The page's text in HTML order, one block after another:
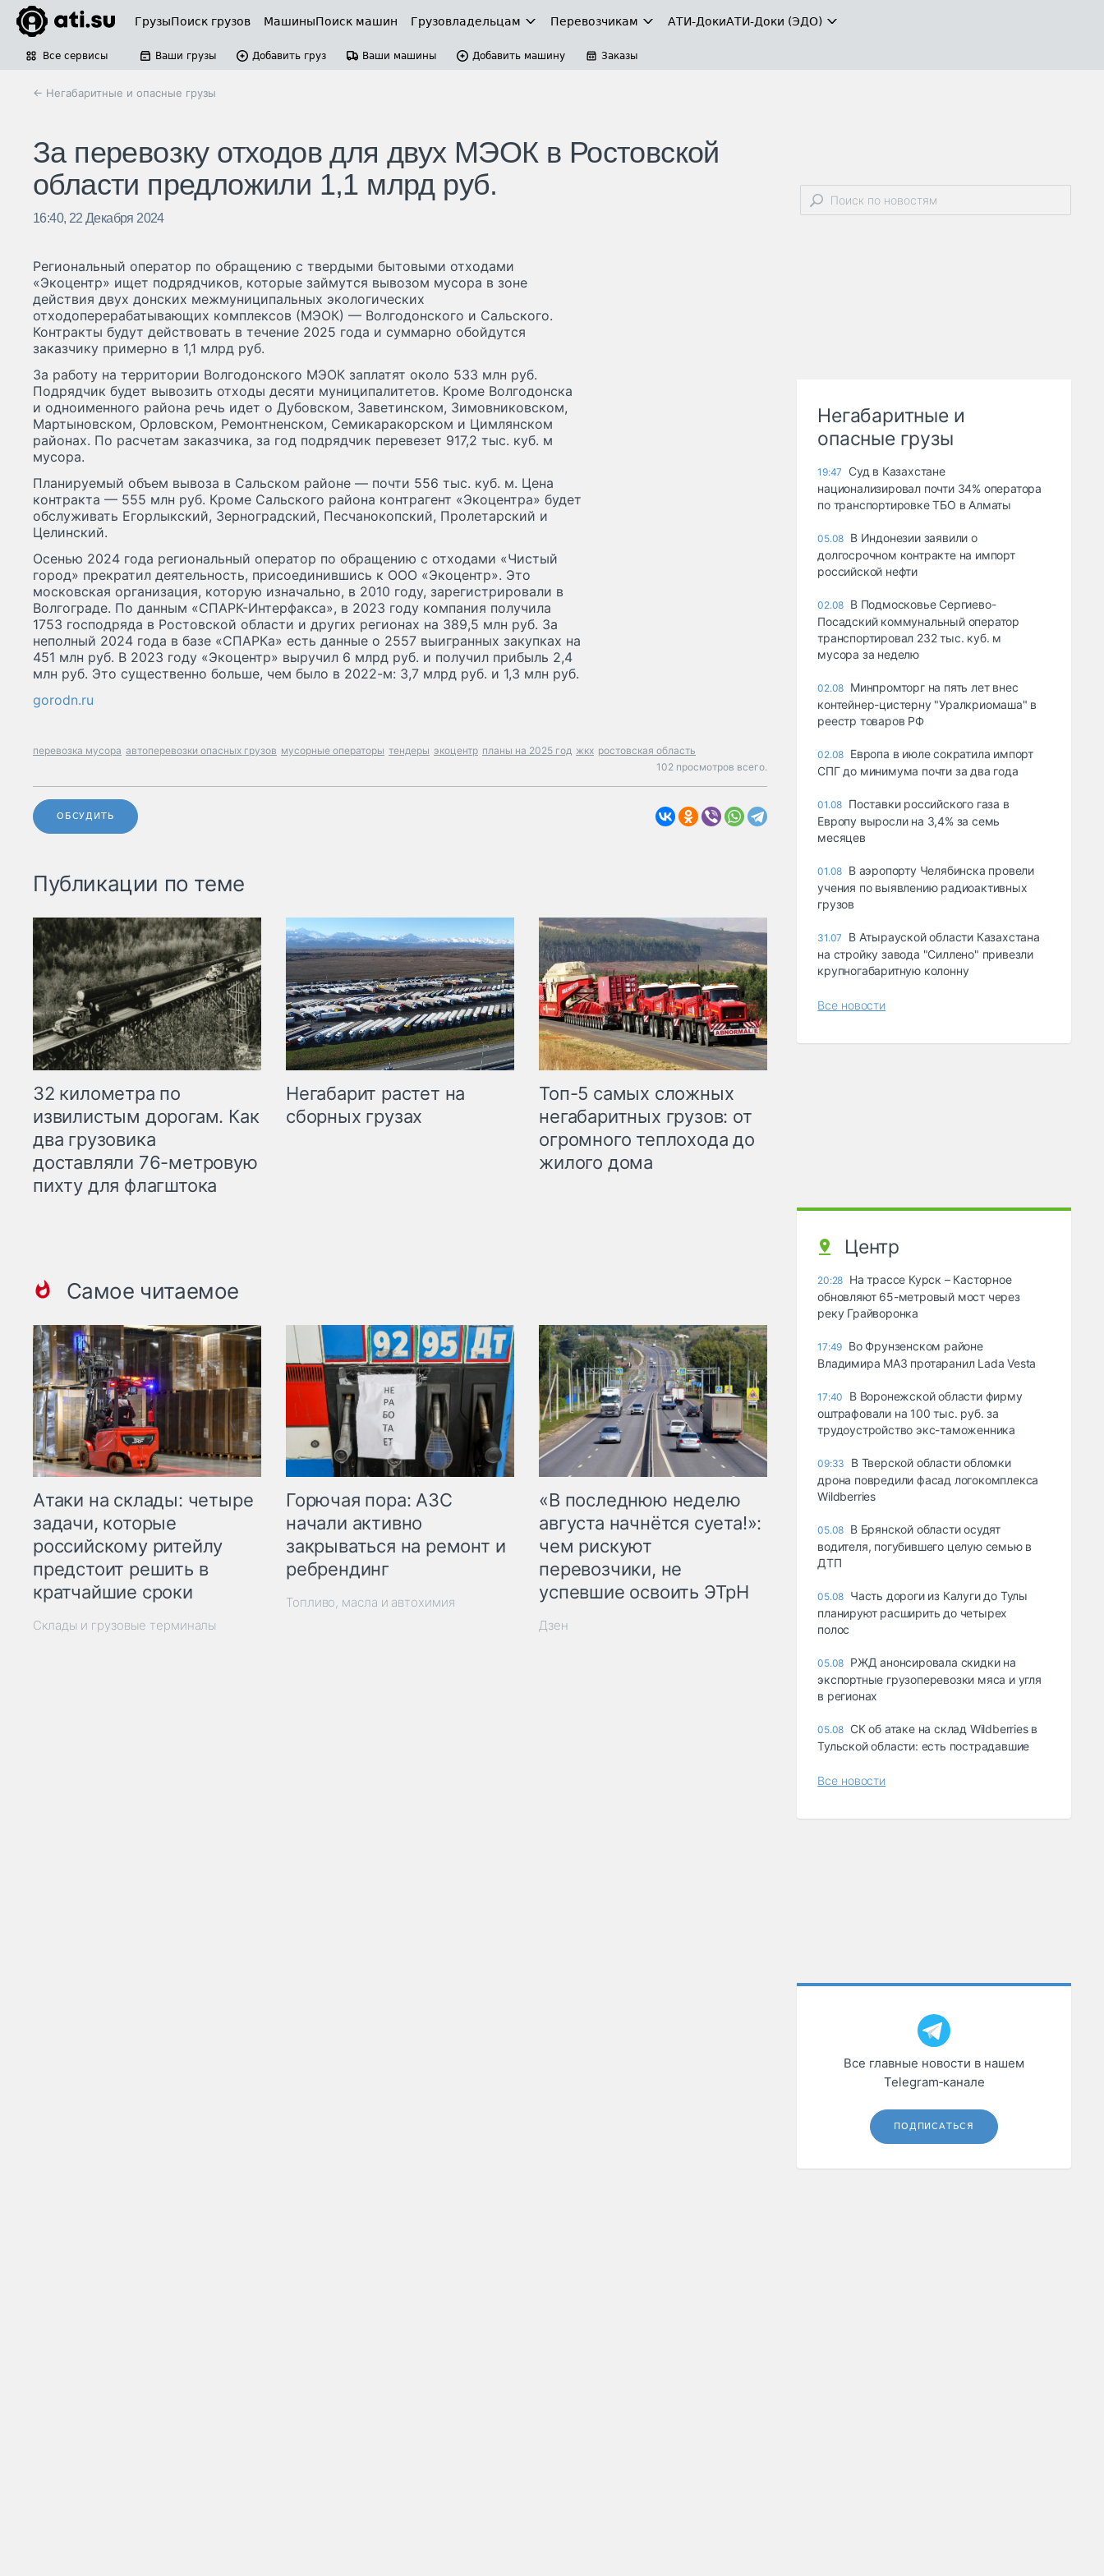
ГрузыПоиск грузов МашиныПоиск машин Грузовладельцам Перевозчикам АТИ-ДокиАТИ-Доки (ЭДО)
Все сервисы Ваши грузы Добавить груз Ваши машины Добавить машину Заказы
← Негабаритные и опасные грузы
За перевозку отходов для двух МЭОК в Ростовской
области предложили 1,1 млрд руб.
16:40, 22 Декабря 2024
Региональный оператор по обращению с твердыми бытовыми отходами
«Экоцентр» ищет подрядчиков, которые займутся вывозом мусора в зоне
действия двух донских межмуниципальных экологических
отходоперерабатывающих комплексов (МЭОК) — Волгодонского и Сальского.
Контракты будут действовать в течение 2025 года и суммарно обойдутся
заказчику примерно в 1,1 млрд руб.
За работу на территории Волгодонского МЭОК заплатят около 533 млн руб.
Подрядчик будет вывозить отходы десяти муниципалитетов. Кроме Волгодонска
и одноименного района речь идет о Дубовском, Заветинском, Зимовниковском,
Мартыновском, Орловском, Ремонтненском, Семикаракорском и Цимлянском
районах. По расчетам заказчика, за год подрядчик перевезет 917,2 тыс. куб. м
мусора.
Планируемый объем вывоза в Сальском районе — почти 556 тыс. куб. м. Цена
контракта — 555 млн руб. Кроме Сальского района контрагент «Экоцентра» будет
обслуживать Егорлыкский, Зерноградский, Песчанокопский, Пролетарский и
Целинский.
Осенью 2024 года региональный оператор по обращению с отходами «Чистый
город» прекратил деятельность, присоединившись к ООО «Экоцентр». Это
московская организация, которую изначально, в 2010 году, зарегистрировали в
Волгограде. По данным «СПАРК-Интерфакса», в 2023 году компания получила
1753 господряда в Ростовской области и других регионах на 389,5 млн руб. За
неполный 2024 года в базе «СПАРКа» есть данные о 2557 выигранных закупках на
451 млн руб. В 2023 году «Экоцентр» выручил 6 млрд руб. и получил прибыль 2,4
млн руб. Это существенно больше, чем было в 2022-м: 3,7 млрд руб. и 1,3 млн руб.
gorodn.ru
перевозка мусора автоперевозки опасных грузов мусорные операторы тендеры экоцентр планы на 2025 год жкх ростовская область
102 просмотров всего.
ОБСУДИТЬ
Публикации по теме
32 километра по
извилистым дорогам. Как
два грузовика
доставляли 76-метровую
пихту для флагштока
Негабарит растет на
сборных грузах
Топ-5 самых сложных
негабаритных грузов: от
огромного теплохода до
жилого дома
Самое читаемое
Атаки на склады: четыре
задачи, которые
российскому ритейлу
предстоит решить в
кратчайшие сроки
Склады и грузовые терминалы
Горючая пора: АЗС
начали активно
закрываться на ремонт и
ребрендинг
Топливо, масла и автохимия
«В последнюю неделю
августа начнётся суета!»:
чем рискуют
перевозчики, не
успевшие освоить ЭТрН
Дзен
Негабаритные и
опасные грузы
19:47
Суд в Казахстане
национализировал почти 34% оператора
по транспортировке ТБО в Алматы
05.08 В Индонезии заявили о
долгосрочном контракте на импорт
российской нефти
02.08 В Подмосковье Сергиево-
Посадский коммунальный оператор
транспортировал 232 тыс. куб. м
мусора за неделю
02.08 Минпромторг на пять лет внес
контейнер-цистерну "Уралкриомаша" в
реестр товаров РФ
02.08 Европа в июле сократила импорт
СПГ до минимума почти за два года
01.08 Поставки российского газа в
Европу выросли на 3,4% за семь
месяцев
01.08 В аэропорту Челябинска провели
учения по выявлению радиоактивных
грузов
31.07
В Атырауской области Казахстана
на стройку завода "Силлено" привезли
крупногабаритную колонну
Все новости
Центр
20:28 На трассе Курск – Касторное
обновляют 65-метровый мост через
реку Грайворонка
17:49 Во Фрунзенском районе
Владимира МАЗ протаранил Lada Vesta
17:40
В Воронежской области фирму
оштрафовали на 100 тыс. руб. за
трудоустройство экс-таможенника
09:33
В Тверской области обломки
дрона повредили фасад логокомплекса
Wildberries
05.08 В Брянской области осудят
водителя, погубившего целую семью в
ДТП
05.08 Часть дороги из Калуги до Тулы
планируют расширить до четырех
полос
05.08 РЖД анонсировала скидки на
экспортные грузоперевозки мяса и угля
в регионах
05.08 СК об атаке на склад Wildberries в
Тульской области: есть пострадавшие
Все новости
Все главные новости в нашем
Telegram‑канале
ПОДПИСАТЬСЯ